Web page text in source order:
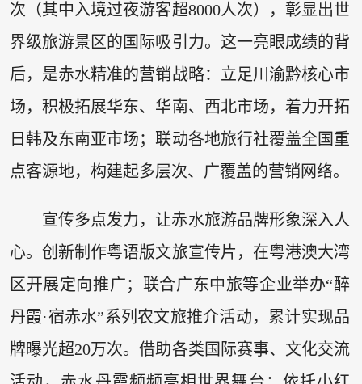
次（其中入境过夜游客超8000人次），彰显出世
界级旅游景区的国际吸引力。这一亮眼成绩的背
后，是赤水精准的营销战略：立足川渝黔核心市
场，积极拓展华东、华南、西北市场，着力开拓
日韩及东南亚市场；联动各地旅行社覆盖全国重
点客源地，构建起多层次、广覆盖的营销网络。
宣传多点发力，让赤水旅游品牌形象深入人
心。创新制作粤语版文旅宣传片，在粤港澳大湾
区开展定向推广；联合广东中旅等企业举办“醉
丹霞·宿赤水”系列农文旅推介活动，累计实现品
牌曝光超20万次。借助各类国际赛事、文化交流